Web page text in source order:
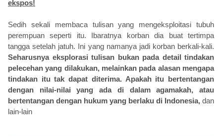
ekspos!
Sedih sekali membaca tulisan yang mengeksploitasi tubuh
perempuan seperti itu. Ibaratnya korban dia buat tertimpa
tangga setelah jatuh. Ini yang namanya jadi korban berkali-kali.
Seharusnya eksplorasi tulisan bukan pada detail tindakan
pelecehan yang dilakukan, melainkan pada alasan mengapa
tindakan itu tak dapat diterima. Apakah itu bertentangan
dengan nilai-nilai yang ada di dalam agamakah, atau
bertentangan dengan hukum yang berlaku di Indonesia, dan
lain-lain